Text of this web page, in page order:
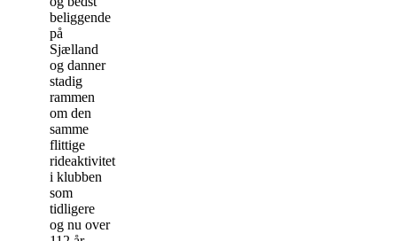
beliggende
på
Sjælland
og danner
stadig
rammen
om den
samme
flittige
rideaktivitet
i klubben
som
tidligere
og nu over